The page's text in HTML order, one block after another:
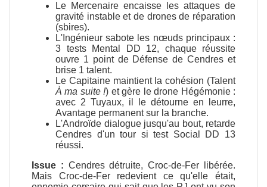
Le Mercenaire encaisse les attaques de
gravité instable et de drones de réparation
(sbires).
L'Ingénieur sabote les nœuds principaux :
3 tests Mental DD 12, chaque réussite
ouvre 1 point de Défense de Cendres et
brise 1 talent.
Le Capitaine maintient la cohésion (Talent
À ma suite !) et gère le drone Hégémonie :
avec 2 Tuyaux, il le détourne en leurre,
Avantage permanent sur la branche.
L'Androïde dialogue jusqu'au bout, retarde
Cendres d'un tour si test Social DD 13
réussi.
Issue : Cendres détruite, Croc-de-Fer libérée.
Mais Croc-de-Fer redevient ce qu'elle était,